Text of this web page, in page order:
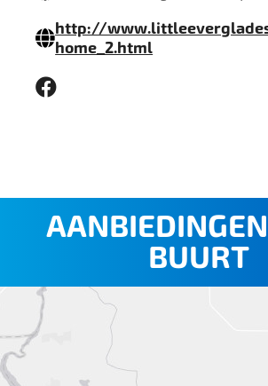
http://
home_2.html
BUURT